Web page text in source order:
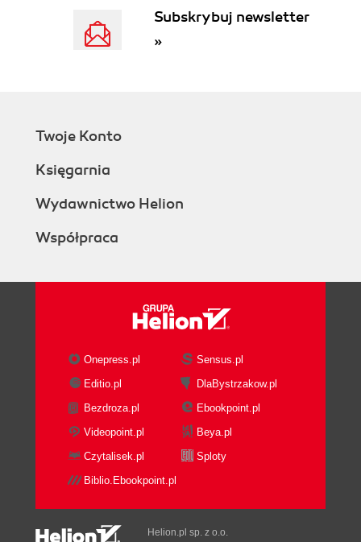
Subskrybuj newsletter
»
Twoje Konto
Księgarnia
Wydawnictwo Helion
Współpraca
Onepress.pl
Sensus.pl
Editio.pl
DlaBystrzakow.pl
Bezdroza.pl
Ebookpoint.pl
Videopoint.pl
Beya.pl
Czytalisek.pl
Sploty
Biblio.Ebookpoint.pl
Helion.pl sp. z o.o.